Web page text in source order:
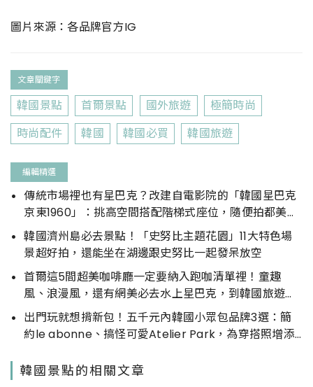
圖片來源：各品牌官方IG
文章關鍵字
韓國景點 首爾景點 國外旅遊
極簡時尚
時尚配件
韓國 韓國必買 韓國旅遊
編輯精選
傳統市場裡也有星巴克？改建自電影院的「韓國星巴克
京東1960」：挑高空間搭配階梯式座位，隨便拍都美翻
天
韓國濟州島必去景點！「史努比主題花園」11大特色場
景超好拍，還能坐在湖邊跟史努比一起發呆放空
首爾這5間超美咖啡廳一定要納入跑咖清單裡！童趣
風、浪漫風，還有網美必去水上星巴克，到韓國旅遊也
要拍美照！
出門玩就想揹新包！五千元內韓國小眾包品牌3選：簡
約le abonne、搞怪可愛Atelier Park，為穿搭照增添
韓國景點的相關文章